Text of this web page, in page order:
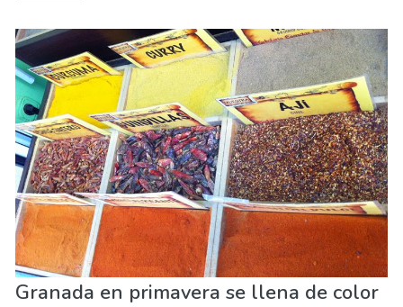
Granada en primavera se llena de color